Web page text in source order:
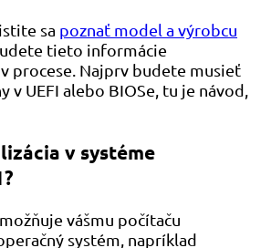
sa poznať model a výrobcu
tieto informácie
procese. Najprv budete musieť
v UEFI alebo BIOSe, tu je návod,
v systéme
vášmu počítaču
systém, napríklad